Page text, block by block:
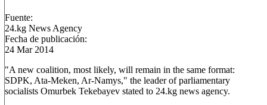
Fuente:
24.kg News Agency
Fecha de publicación:
24 Mar 2014
"A new coalition, most likely, will remain in the same format:
SDPK, Ata-Meken, Ar-Namys," the leader of parliamentary
socialists Omurbek Tekebayev stated to 24.kg news agency.